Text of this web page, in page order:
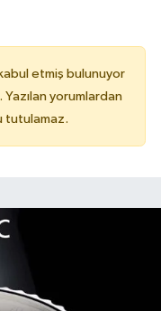
kabul etmiş bulunuyor
yorumlardan
tutulamaz.